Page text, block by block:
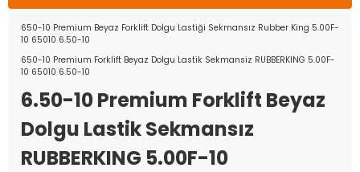
650-10 Premium Beyaz Forklift Dolgu Lastiği Sekmansız Rubber King 5.00F-
10 65010 6.50-10
650-10 Premium Forklift Beyaz Dolgu Lastik Sekmansiz RUBBERKING 5.00F-
10 65010 6.50-10
6.50-10 Premium Forklift Beyaz
Dolgu Lastik Sekmansız
RUBBERKING 5.00F-10